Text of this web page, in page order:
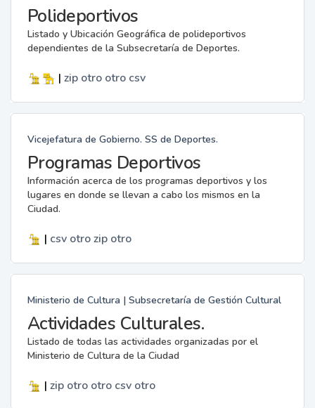
Polideportivos
Listado y Ubicación Geográfica de polideportivos
dependientes de la Subsecretaría de Deportes.
| zip otro otro csv
Vicejefatura de Gobierno. SS de Deportes.
Programas Deportivos
Información acerca de los programas deportivos y los
lugares en donde se llevan a cabo los mismos en la
Ciudad.
| csv otro zip otro
Ministerio de Cultura | Subsecretaría de Gestión Cultural
Actividades Culturales.
Listado de todas las actividades organizadas por el
Ministerio de Cultura de la Ciudad
| zip otro otro csv otro